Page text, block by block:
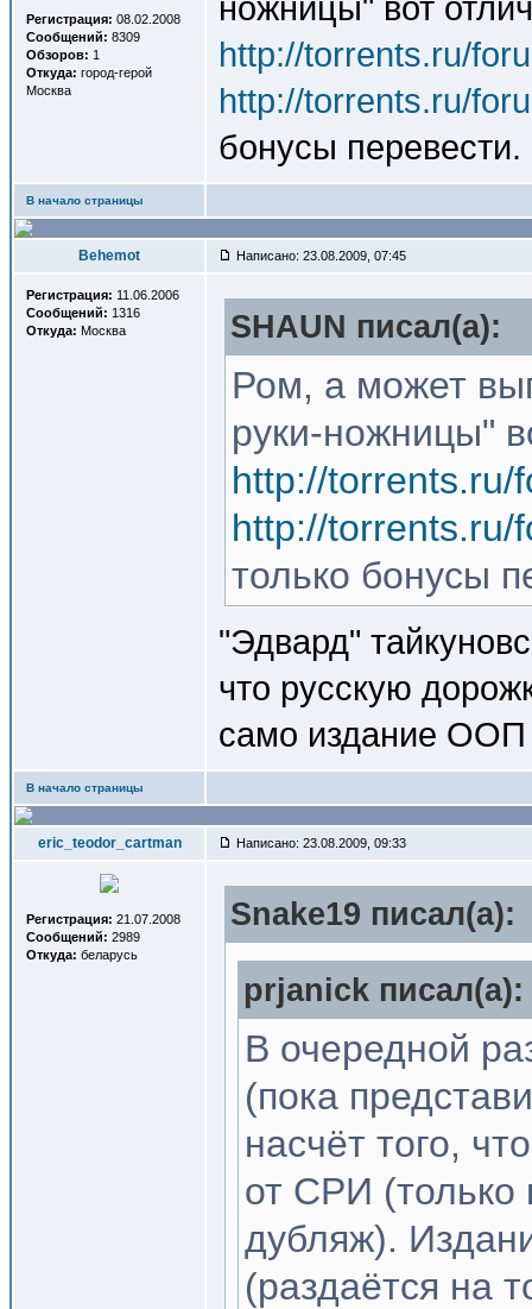
Регистрация: 08.02.2008
Сообщений: 8309
Обзоров: 1
Откуда: город-герой
Москва
http://torrents.ru/
http://torrents.ru/
бонусы перевести.
В начало страницы
Behemot Написано: 23.08.2009, 07:45
Регистрация: 11.06.2006
Сообщений: 1316
Откуда: Москва SHAUN писал(a):
Ром, а может
руки-ножницы"
http://torrents.ru/
http://torrents.ru/
только бонусы
"Эдвард"
что русскую
само издание ООП
В начало страницы
eric_teodor_cartman Написано: 23.08.2009, 09:33
Регистрация: 21.07.2008
Сообщений: 2989
Откуда: беларусь
Snake19 писал(a):
prjanick писал(a):
В очередной
(пока
насчёт того,
от СРИ (только
дубляж).
(раздаётся на